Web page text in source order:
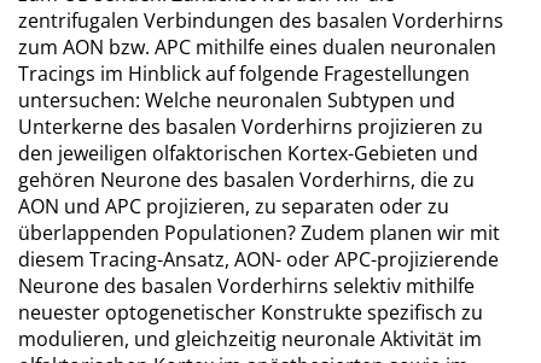
zentrifugalen Verbindungen des basalen Vorderhirns
zum AON bzw. APC mithilfe eines dualen neuronalen
Tracings im Hinblick auf folgende Fragestellungen
untersuchen: Welche neuronalen Subtypen und
Unterkerne des basalen Vorderhirns projizieren zu
den jeweiligen olfaktorischen Kortex-Gebieten und
gehören Neurone des basalen Vorderhirns, die zu
AON und APC projizieren, zu separaten oder zu
überlappenden Populationen? Zudem planen wir mit
diesem Tracing-Ansatz, AON- oder APC-projizierende
Neurone des basalen Vorderhirns selektiv mithilfe
neuester optogenetischer Konstrukte spezifisch zu
modulieren, und gleichzeitig neuronale Aktivität im